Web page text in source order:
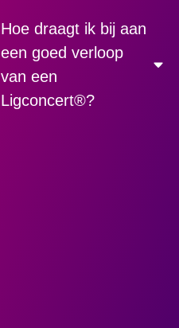
Hoe draagt ik bij aan
een goed verloop
van een
Ligconcert®?